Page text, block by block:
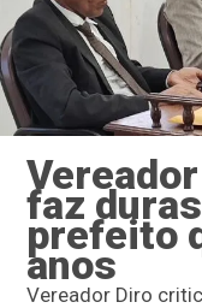
faz
prefeito
anos
Vereador Diro